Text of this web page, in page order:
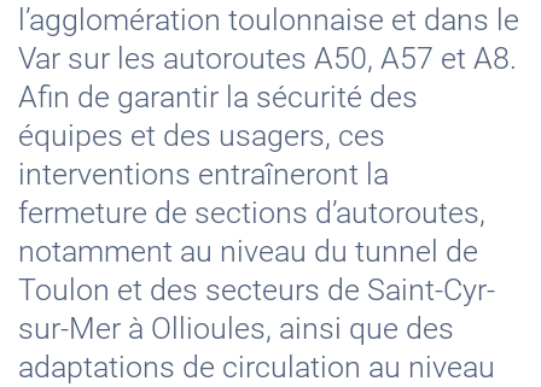
l’agglomération toulonnaise et dans le
Var sur les autoroutes A50, A57 et A8.
Afin de garantir la sécurité des
équipes et des usagers, ces
interventions entraîneront la
fermeture de sections d’autoroutes,
notamment au niveau du tunnel de
Toulon et des secteurs de Saint-Cyr-
sur-Mer à Ollioules, ainsi que des
adaptations de circulation au niveau